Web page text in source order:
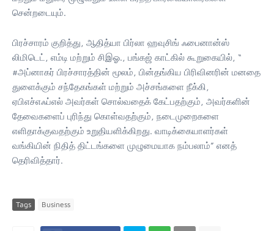
சென்றடையும்.
பிரச்சாரம் குறித்து, ஆதித்யா பிர்லா ஹவுசிங் ஃபைனான்ஸ்
லிமிடெட், எம்டி மற்றும் சிஇஓ., பங்கஜ் காட்கில் கூறுகையில், “
#அப்னாகர் பிரச்சாரத்தின் மூலம், பின்தங்கிய பிரிவினரின் மனதை
துளைக்கும் சந்தேகங்கள் மற்றும் அச்சங்களை நீக்கி,
ஏபிஎச்எஃப்எல் அவர்கள் சொல்வதைக் கேட்பதற்கும், அவர்களின்
தேவைகளைப் புரிந்து கொள்வதற்கும், நடைமுறைகளை
எளிதாக்குவதற்கும் உறுதியளிக்கிறது. வாடிக்கையாளர்கள்
வங்கியின் நிதித் திட்டங்களை முழுமையாக நம்பலாம்” எனத்
தெரிவித்தார்.
Tags Business